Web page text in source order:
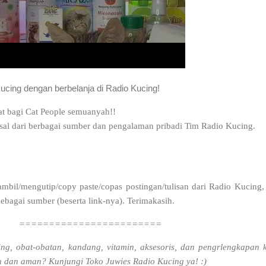
dengan berbelanja di Radio Kucing!
bagi Cat People semuanyah!!
dari berbagai sumber dan pengalaman pribadi Tim Radio Kucing.
mengutip/copy paste/copas postingan/tulisan dari Radio Kucing,
sumber (beserta link-nya). Terimakasih.
========================
obat-obatan, kandang, vitamin, aksesoris, dan pengrlengkapan
aman? Kunjungi Toko Juwies Radio Kucing ya! :)